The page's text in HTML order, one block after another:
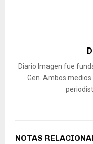
Diario Imagen fue
Gen. Ambos
NOTAS